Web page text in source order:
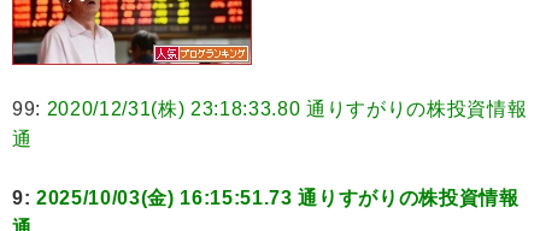
99: 2020/12/31(株) 23:18:33.80 通りすがりの株投資情報
通
9: 2025/10/03(金) 16:15:51.73 通りすがりの株投資情報